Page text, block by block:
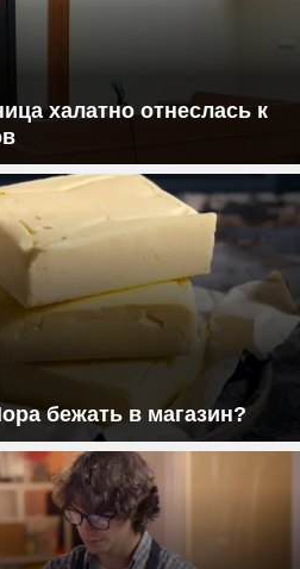
халатно отнеслась к
бежать в магазин?